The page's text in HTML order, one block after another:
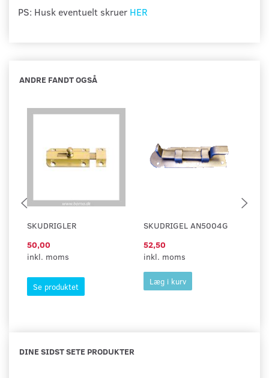
PS: Husk eventuelt skruer HER
ANDRE FANDT OGSÅ
SKUDRIGLER
50,00
inkl. moms
Se produktet
SKUDRIGEL AN5004G
52,50
inkl. moms
Læg i kurv
DINE SIDST SETE PRODUKTER